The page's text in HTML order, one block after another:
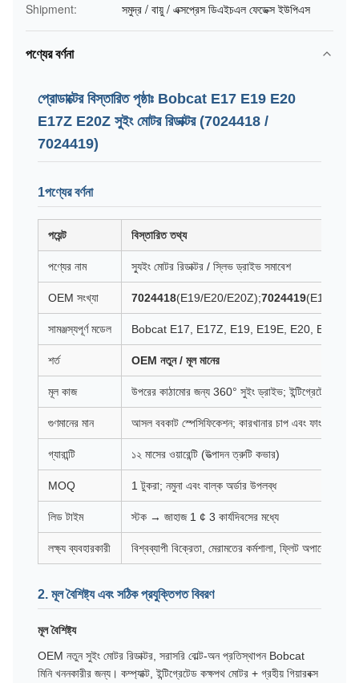
Shipment:
সমুদ্র / বায়ু / এক্সপ্রেস ডিএইচএল ফেডেক্স ইউপিএস
পণ্যের বর্ণনা
প্রোডাক্টের বিস্তারিত পৃষ্ঠাঃ Bobcat E17 E19 E20
E17Z E20Z সুইং মোটর রিডাক্টর (7024418 /
7024419)
1পণ্যের বর্ণনা
পয়েন্ট বিস্তারিত তথ্য
পণ্যের নাম স্যুইং মোটর রিডাক্টর / স্লিভ ড্রাইভ সমাবেশ
OEM সংখ্যা 7024418(E19/E20/E20Z);7024419(E17/
সামঞ্জস্যপূর্ণ মডেল Bobcat E17, E17Z, E19, E19E, E20, E20Z (1.7
শর্ত OEM নতুন / মূল মানের
মূল কাজ উপরের কাঠামোর জন্য 360° সুইং ড্রাইভ; ইন্টিগ্রেটেড
গুণমানের মান আসল ববকাট স্পেসিফিকেশন; কারখানার চাপ এবং ফাংশন
গ্যারান্টি ১২ মাসের ওয়ারেন্টি (উত্পাদন ত্রুটি কভার)
MOQ 1 টুকরা; নমুনা এবং বাল্ক অর্ডার উপলব্ধ
লিড টাইম স্টক → জাহাজ 1 ¢ 3 কার্যদিবসের মধ্যে
লক্ষ্য ব্যবহারকারী বিশ্বব্যাপী বিক্রেতা, মেরামতের কর্মশালা, ফ্লিট অপারেটর
2. মূল বৈশিষ্ট্য এবং সঠিক প্রযুক্তিগত বিবরণ
মূল বৈশিষ্ট্য
OEM নতুন সুইং মোটর রিডাক্টর, সরাসরি বোল্ট-অন প্রতিস্থাপন Bobcat
মিনি খননকারীর জন্য। কম্প্যাক্ট, ইন্টিগ্রেটেড কক্ষপথ মোটর + গ্রহীয় গিয়ারবক্স